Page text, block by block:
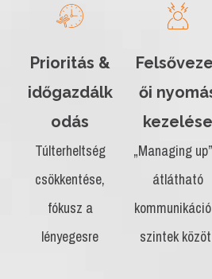
Prioritás &
időgazdálk
odás
Túlterheltség
csökkentése,
fókusz a
lényegesre
ői
kezelése
„Managing
átlátható
szintek